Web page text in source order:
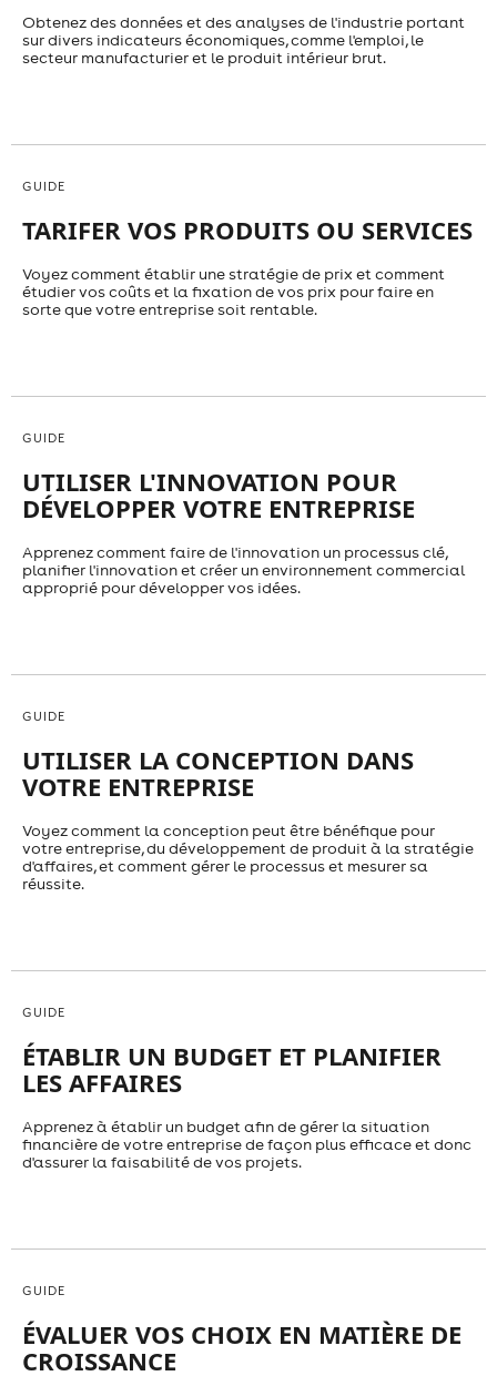
Obtenez des données et des analyses de l'industrie portant
sur divers indicateurs économiques, comme l'emploi, le
secteur manufacturier et le produit intérieur brut.
GUIDE
TARIFER VOS PRODUITS OU SERVICES
Voyez comment établir une stratégie de prix et comment
étudier vos coûts et la fixation de vos prix pour faire en
sorte que votre entreprise soit rentable.
GUIDE
UTILISER L'INNOVATION POUR
DÉVELOPPER VOTRE ENTREPRISE
Apprenez comment faire de l'innovation un processus clé,
planifier l'innovation et créer un environnement commercial
approprié pour développer vos idées.
GUIDE
UTILISER LA CONCEPTION DANS
VOTRE ENTREPRISE
Voyez comment la conception peut être bénéfique pour
votre entreprise, du développement de produit à la stratégie
d'affaires, et comment gérer le processus et mesurer sa
réussite.
GUIDE
ÉTABLIR UN BUDGET ET PLANIFIER
LES AFFAIRES
Apprenez à établir un budget afin de gérer la situation
financière de votre entreprise de façon plus efficace et donc
d'assurer la faisabilité de vos projets.
GUIDE
ÉVALUER VOS CHOIX EN MATIÈRE DE
CROISSANCE